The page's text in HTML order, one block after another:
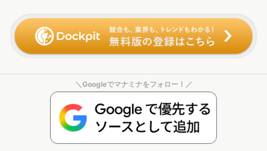
＼Googleでマナミナをフォロー！／